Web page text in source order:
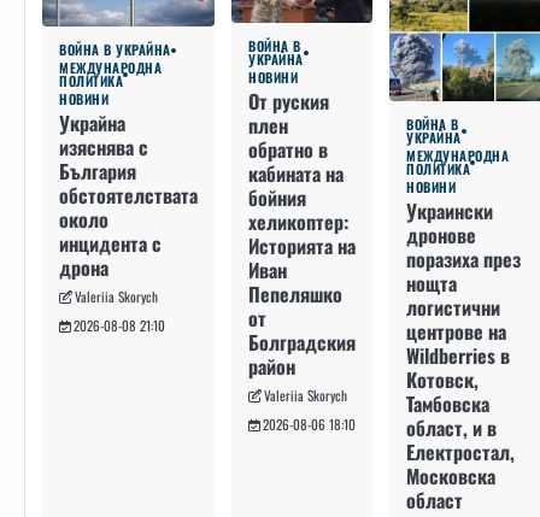
ВОЙНА В УКРАЙНА
МЕЖДУНАРОДНА
ПОЛИТИКА
НОВИНИ
Украйна
изяснява с
България
обстоятелствата
около
инцидента с
дрона
Valeriia Skorych
2026-08-08 21:10
ВОЙНА В
УКРАЙНА
НОВИНИ
От руския
плен
обратно в
кабината на
бойния
хеликоптер:
Историята на
Иван
Пепеляшко
от
Болградския
район
Valeriia Skorych
2026-08-06 18:10
ВОЙНА В
УКРАЙНА
МЕЖДУНАРОДНА
ПОЛИТИКА
НОВИНИ
Украински
дронове
поразиха през
нощта
логистични
центрове на
Wildberries в
Котовск,
Тамбовска
област, и в
Електростал,
Московска
област